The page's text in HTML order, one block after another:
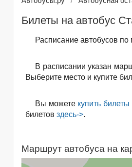
Билеты на автобус
Расписание автобусов
В расписании указан
Выберите место и купите
Вы можете купить билеты
билетов здесь->.
Маршрут автобуса на